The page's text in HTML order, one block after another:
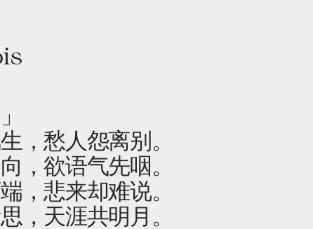
，愁人怨离别。
，欲语气先咽。
，悲来却难说。
，天涯共明月。